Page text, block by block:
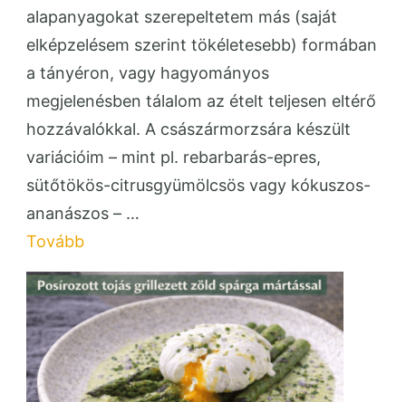
alapanyagokat szerepeltetem más (saját
elképzelésem szerint tökéletesebb) formában
a tányéron, vagy hagyományos
megjelenésben tálalom az ételt teljesen eltérő
hozzávalókkal. A császármorzsára készült
variációim – mint pl. rebarbarás-epres,
sütőtökös-citrusgyümölcsös vagy kókuszos-
ananászos – …
Tovább